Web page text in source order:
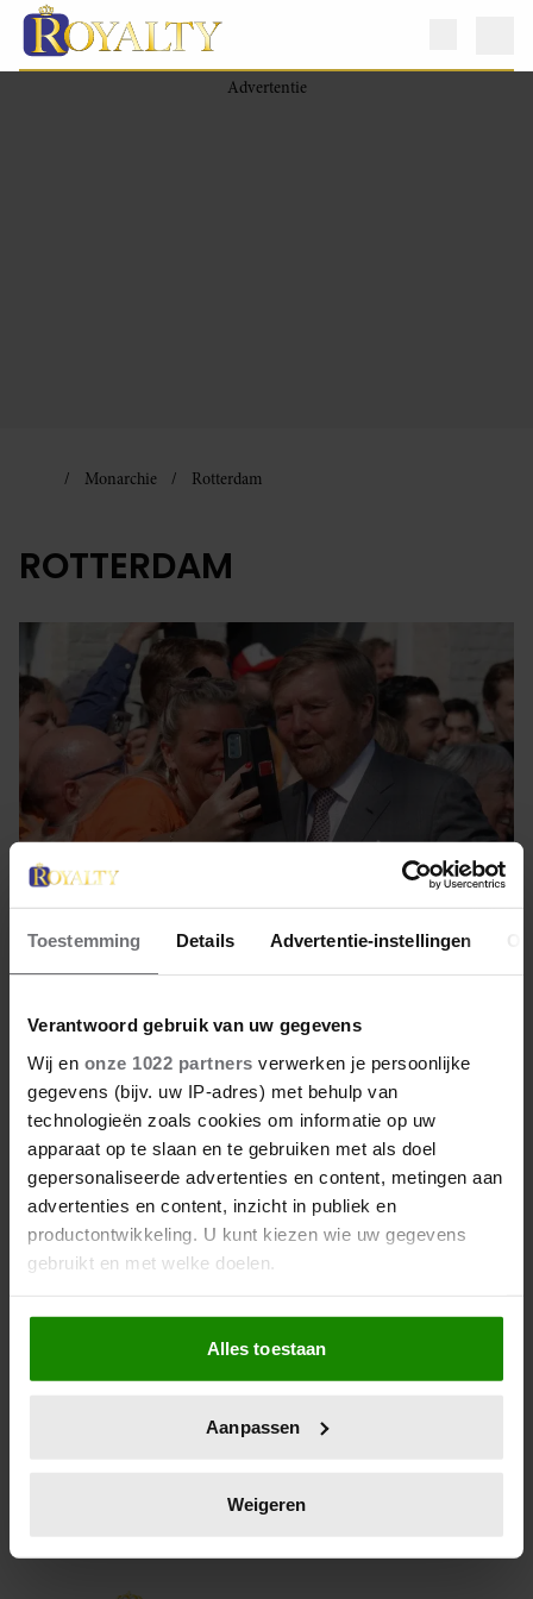
Toestemming Details Advertentie-instellingen
Verantwoord gebruik van uw gegevens
Wij en onze 1022 partners verwerken je persoonlijke
gegevens (bijv. uw IP-adres) met behulp van
technologieën zoals cookies om informatie op uw
apparaat op te slaan en te gebruiken met als doel
gepersonaliseerde advertenties en content, metingen aan
advertenties en content, inzicht in publiek en
productontwikkeling. U kunt kiezen wie uw gegevens
gebruikt en met welke doelen.
Als u het toestaat, willen we ook graag:
Informatie verzamelen over uw geografische
locatie, die tot een paar meter nauwkeurig kan zijn
scannen op specifieke eigenschappen (fingerprinting)
verwerkt en stel uw voorkeuren in het
intrekken in de Cookieverklaring.
Alles toestaan
Aanpassen
Weigeren
Monarchie Rotterdam
ROTTERDAM
ROUTE VAN KONINGSDAG IN
ROTTERDAM BEKENDGEMAAKT
Dit jaar brengt de koninklijke familie tijdens
koningsdag een bezoek aan Rotterdam. En dit is de
route waar we langs de kant kunnen gaan staan om
ze van dichtbij te bewonderen.